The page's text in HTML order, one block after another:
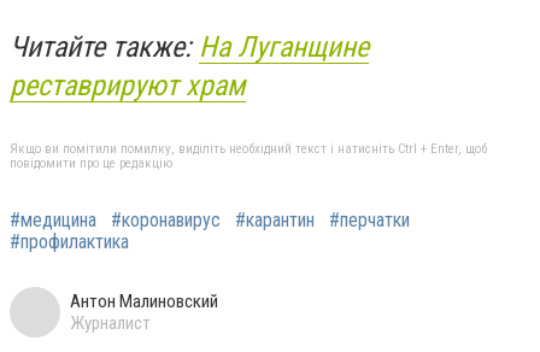
Читайте также: На Луганщине
реставрируют храм
Якщо ви помітили помилку, виділіть необхідний текст і натисніть Ctrl + Enter, щоб
повідомити про це редакцію
#медицина #коронавирус #карантин
#перчатки
#профилактика
Антон Малиновский
Журналист